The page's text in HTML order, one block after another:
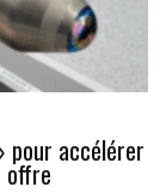
pour accélérer
offre